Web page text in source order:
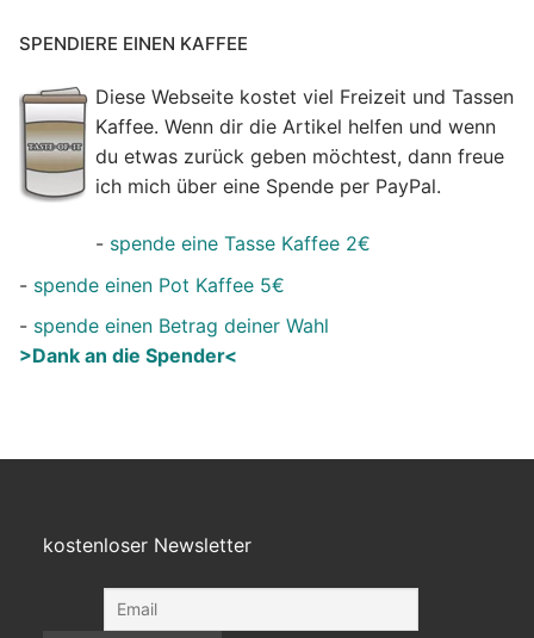
SPENDIERE EINEN KAFFEE
Diese Webseite kostet viel Freizeit und Tassen
Kaffee. Wenn dir die Artikel helfen und wenn
du etwas zurück geben möchtest, dann freue
ich mich über eine Spende per PayPal.
- spende eine Tasse Kaffee 2€
- spende einen Pot Kaffee 5€
- spende einen Betrag deiner Wahl
>Dank an die Spender<
kostenloser Newsletter